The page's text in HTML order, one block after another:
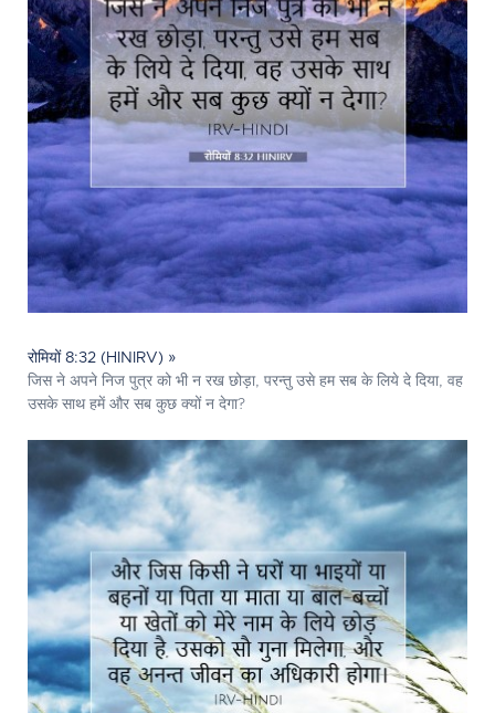
रोमियों 8:32 (HINIRV) »
जिस ने अपने निज पुत्र को भी न रख छोड़ा, परन्तु उसे हम सब के लिये दे दिया, वह
उसके साथ हमें और सब कुछ क्यों न देगा?